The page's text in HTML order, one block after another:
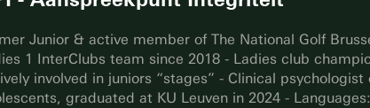
Junior & active member of The National Golf
1 InterClubs team since 2018 - Ladies club
involved in juniors “stages” - Clinical psychologist
graduated at KU Leuven in 2024 -